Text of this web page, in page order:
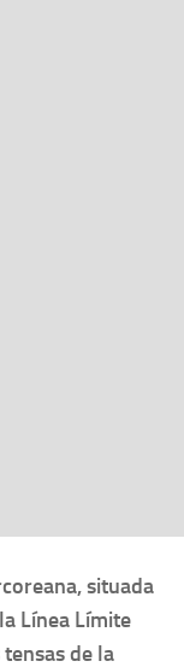
situada
Línea Límite
de la